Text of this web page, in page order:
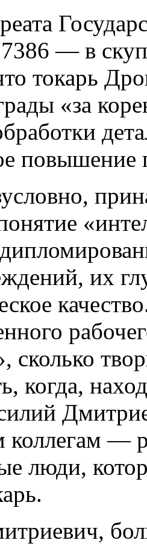
— в
токарь
«за
повышение
их
сколько
когда,
коллегам —
люди,